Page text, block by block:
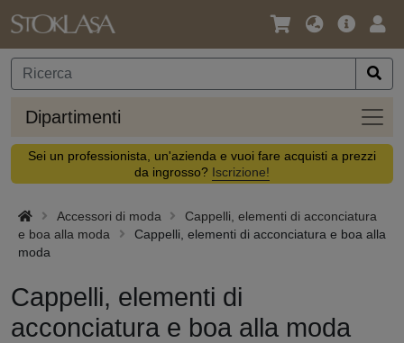
Lingua
Valuta
Offerta
Dipartimenti
Sei un professionista, un'azienda e vuoi fare acquisti a prezzi
da ingrosso? Iscrizione!
Accessori di moda
Cappelli, elementi di acconciatura
e boa alla moda
Cappelli, elementi di acconciatura e boa alla
moda
Cappelli, elementi di
acconciatura e boa alla moda